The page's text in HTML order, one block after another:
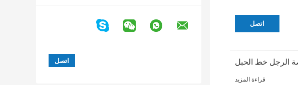
اتصل
قراءة المزيد